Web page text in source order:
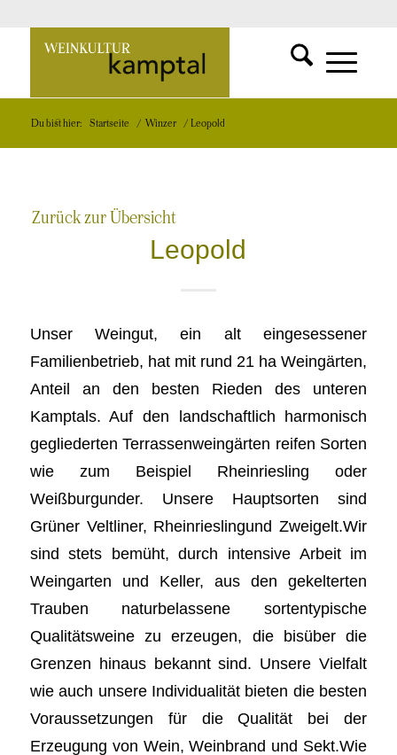
MENÜ
MENÜ
Du bist hier: Startseite / Winzer / Leopold
Zurück zur Übersicht
Leopold
Unser Weingut, ein alt eingesessener
Familienbetrieb, hat mit rund 21 ha Weingärten,
Anteil an den besten Rieden des unteren
Kamptals. Auf den landschaftlich harmonisch
gegliederten Terrassenweingärten reifen Sorten
wie zum Beispiel Rheinriesling oder
Weißburgunder. Unsere Hauptsorten sind
Grüner Veltliner, Rheinrieslingund Zweigelt.Wir
sind stets bemüht, durch intensive Arbeit im
Weingarten und Keller, aus den gekelterten
Trauben naturbelassene sortentypische
Qualitätsweine zu erzeugen, die bisüber die
Grenzen hinaus bekannt sind. Unsere Vielfalt
wie auch unsere Individualität bieten die besten
Voraussetzungen für die Qualität bei der
Erzeugung von Wein, Weinbrand und Sekt.Wie